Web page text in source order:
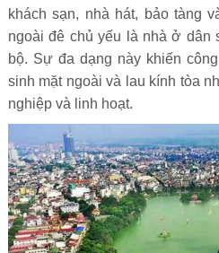
khách sạn, nhà hát, bảo tàng
ngoài đê chủ yếu là nhà ở dân
bộ. Sự đa dạng này khiến
sinh mặt ngoài và lau kính tòa
nghiệp và linh hoạt.